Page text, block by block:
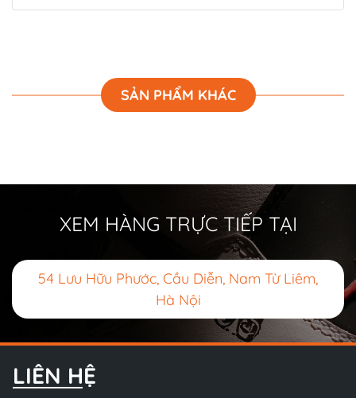
SẢN PHẨM KHÁC
XEM HÀNG TRỰC TIẾP TẠI
54 Lưu Hữu Phước, Cầu Diễn, Nam Từ Liêm,
Hà Nội
LIÊN HỆ